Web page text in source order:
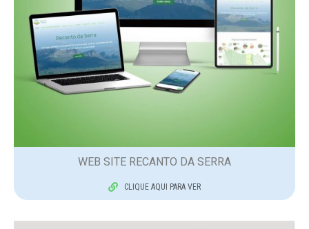
WEB SITE RECANTO DA SERRA
CLIQUE AQUI PARA VER